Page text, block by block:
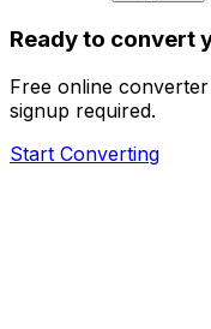
Ready to convert
Free online
signup required.
Start Converting